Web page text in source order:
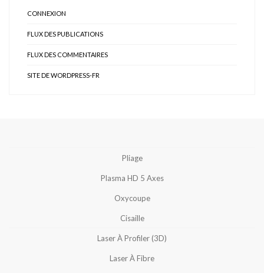
CONNEXION
FLUX DES PUBLICATIONS
FLUX DES COMMENTAIRES
SITE DE WORDPRESS-FR
Pliage
Plasma HD 5 Axes
Oxycoupe
Cisaille
Laser À Profiler (3D)
Laser À Fibre